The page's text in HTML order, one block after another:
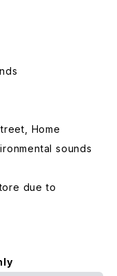
Home
sounds
due to